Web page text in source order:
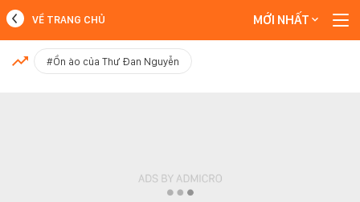
MỚI NHẤT
VỀ TRANG CHỦ MỚI NHẤT
#Ồn ào của Thư Đan Nguyễn